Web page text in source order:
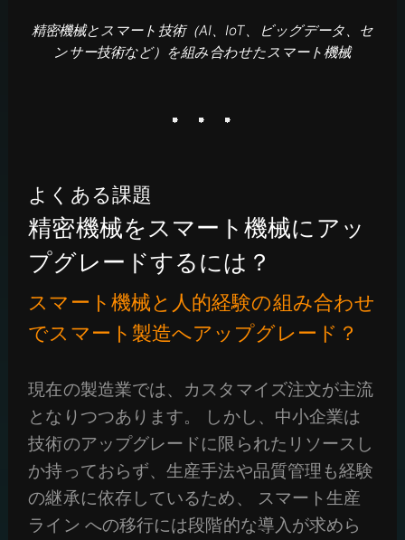
精密機械とスマート技術（AI、IoT、ビッグデータ、セ
ンサー技術など）を組み合わせたスマート機械
よくある課題
精密機械をスマート機械にアッ
プグレードするには？
スマート機械と人的経験の組み合わせ
でスマート製造へアップグレード？
現在の製造業では、カスタマイズ注文が主流
となりつつあります。 しかし、中小企業は
技術のアップグレードに限られたリソースし
か持っておらず、生産手法や品質管理も経験
の継承に依存しているため、 スマート生産
ライン への移行には段階的な導入が求めら